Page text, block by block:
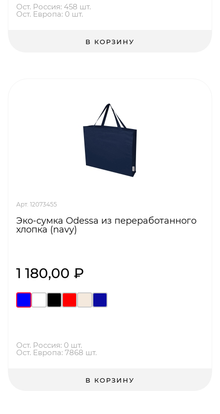
Ост. Россия: 458 шт.
Ост. Европа: 0 шт.
В КОРЗИНУ
Арт. 12073455
Эко-сумка Odessa из переработанного
хлопка (navy)
1 180,00 ₽
Ост. Россия: 0 шт.
Ост. Европа: 7868 шт.
В КОРЗИНУ